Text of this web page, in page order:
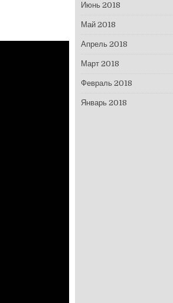
Июнь 2018
Май 2018
Апрель 2018
Март 2018
Февраль 2018
Январь 2018